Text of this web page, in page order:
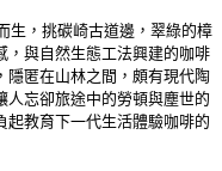
生，挑碳崎古道邊，翠綠的樟
，與自然生態工法興建的咖啡
隱匿在山林之間，頗有現代陶
人忘卻旅途中的勞頓與塵世的
起教育下一代生活體驗咖啡的